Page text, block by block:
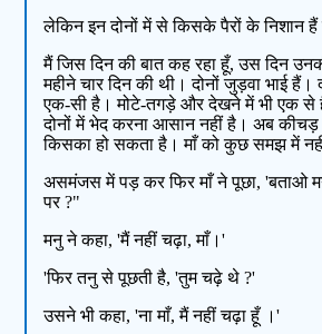
लेकिन इन दोनों में से किसके पैरों के निशान हैं
मैं जिस दिन की बात कह रहा हूँ, उस दिन
महीने चार दिन की थी। दोनों जुड़वा भाई हैं।
एक-सी है। मोटे-तगड़े और देखने में भी एक से
दोनों में भेद करना आसान नहीं है। अब कीचड़
किसका हो सकता है। माँ को कुछ समझ में
असमंजस में पड़ कर फिर माँ ने पूछा, 'बताओ
पर ?"
मनु ने कहा, 'मैं नहीं चढ़ा, माँ।'
'फिर तनु से पूछती है, 'तुम चढ़े थे ?'
उसने भी कहा, 'ना माँ, मैं नहीं चढ़ा हूँ ।'